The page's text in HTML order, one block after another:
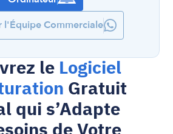
l'Équipe Commerciale
le Logiciel
Gratuit
qui s’Adapte